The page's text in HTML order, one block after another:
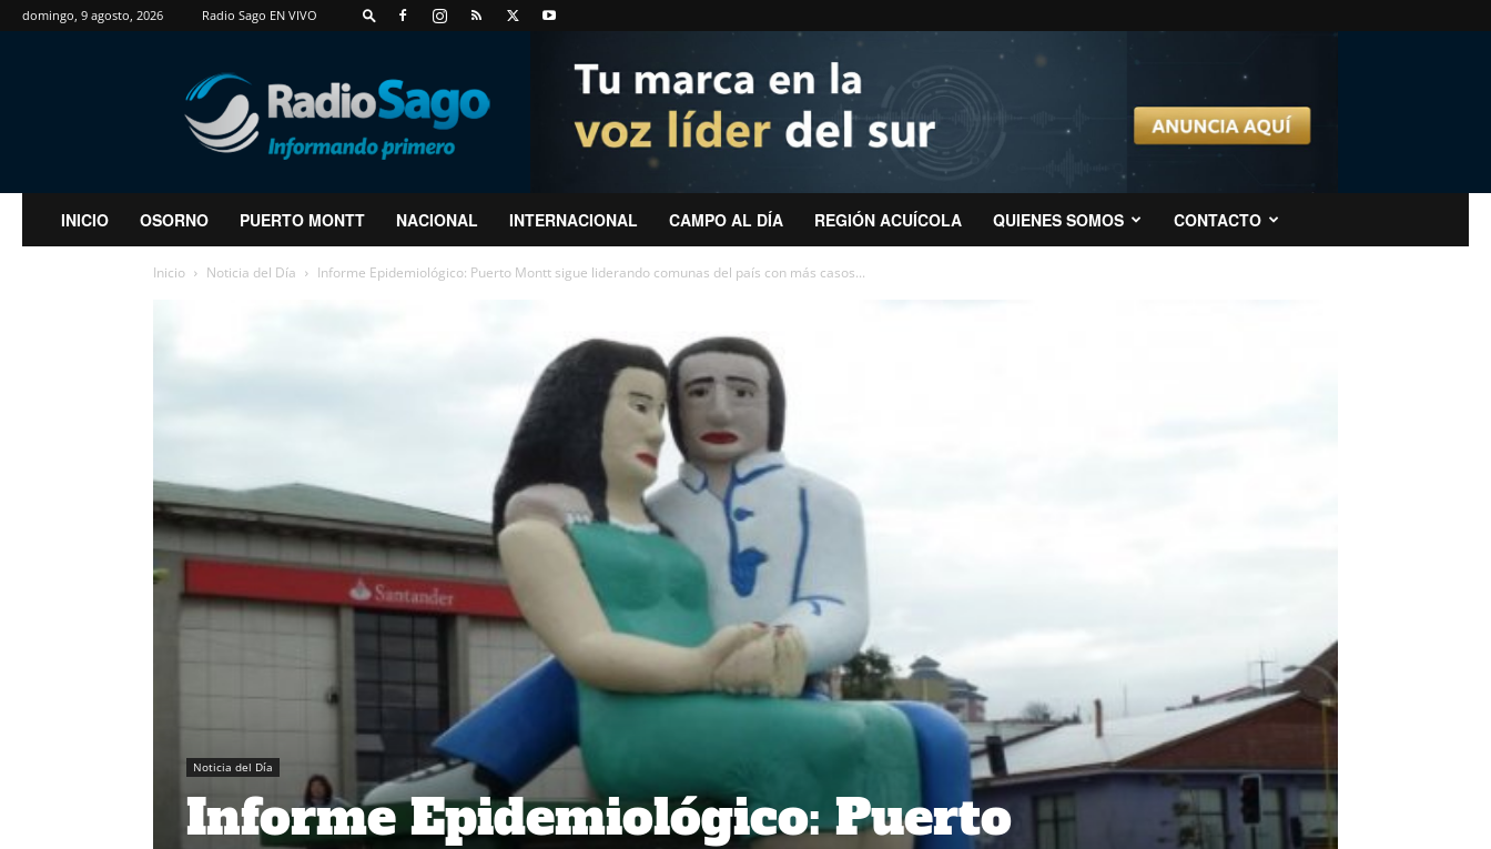
domingo, 9 agosto, 2026 Radio Sago EN VIVO
RadioSago
INICIO OSORNO PUERTO MONTT NACIONAL INTERNACIONAL CAMPO AL DÍA REGIÓN ACUÍCOLA QUIENES SOMOS CONTACTO
Inicio Noticia del Día Informe Epidemiológico: Puerto Montt sigue liderando comunas del país con más casos...
Noticia del Día
Informe Epidemiológico: Puerto